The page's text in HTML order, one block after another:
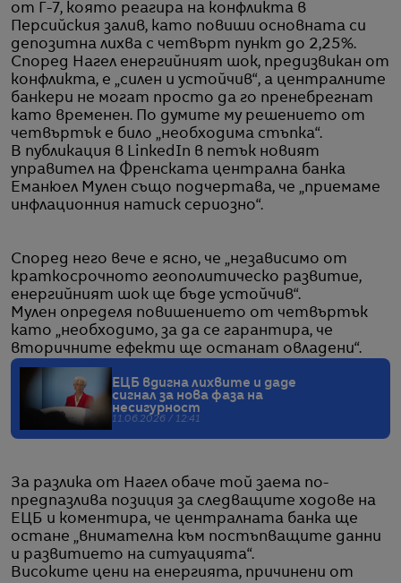
от Г-7, която реагира на конфликта в
Персийския залив, като повиши основната си
депозитна лихва с четвърт пункт до 2,25%.
Според Нагел енергийният шок, предизвикан от
конфликта, е „силен и устойчив“, а централните
банкери не могат просто да го пренебрегнат
като временен. По думите му решението от
четвъртък е било „необходима стъпка“.
В публикация в LinkedIn в петък новият
управител на Френската централна банка
Еманюел Мулен също подчертава, че „приемаме
инфлационния натиск сериозно“.
Според него вече е ясно, че „независимо от
краткосрочното геополитическо развитие,
енергийният шок ще бъде устойчив“.
Мулен определя повишението от четвъртък
като „необходимо, за да се гарантира, че
вторичните ефекти ще останат овладени“.
ЕЦБ вдигна лихвите и даде
сигнал за нова фаза на
несигурност
11.06.2026 / 12:41
За разлика от Нагел обаче той заема по-
предпазлива позиция за следващите ходове на
ЕЦБ и коментира, че централната банка ще
остане „внимателна към постъпващите данни
и развитието на ситуацията“.
Високите цени на енергията, причинени от